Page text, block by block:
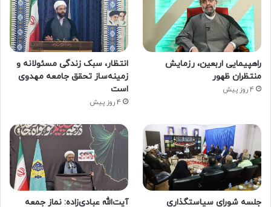
راهپیمایی اربعین، رزمایش
منتظران ظهور
4 روز پیش
انتظار، سبک زندگی مسئولانه و
زمینه‌ساز تحقق جامعه مهدوی
است
4 روز پیش
جلسه شورای سیاستگذاری آیت‌الله عبادی‌زاده: نماز جمعه